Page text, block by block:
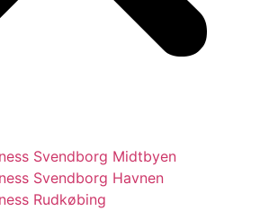
Svendborg Midtbyen
Svendborg Havnen
Rudkøbing